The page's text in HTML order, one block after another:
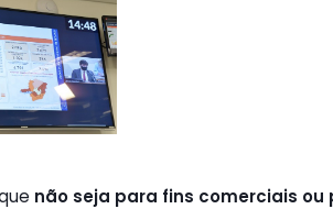
não seja para fins comerciais ou